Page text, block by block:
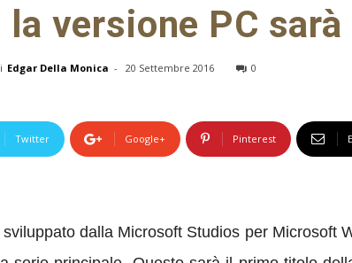
la versione PC
Edgar Della Monica - 20 Settembre 2016 0
Twitter Google+ Pinterest
sviluppatodalla Microsoft Studios per Microsoft